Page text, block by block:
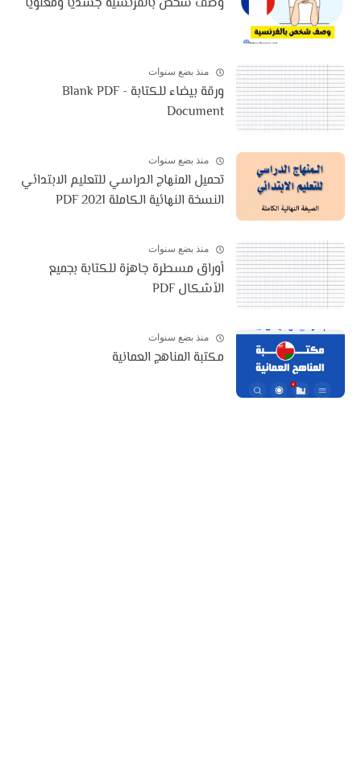
منذ بضع سنوات
ورقة بيضاء للكتابة - Blank PDF
Document
منذ بضع سنوات
تحميل المنهاج الدراسي للتعليم الابتدائي
النسخة النهائية الكاملة 2021 PDF
منذ بضع سنوات
أوراق مسطرة جاهزة للكتابة بجميع
الأشكال PDF
منذ بضع سنوات
مكتبة المناهج العمانية